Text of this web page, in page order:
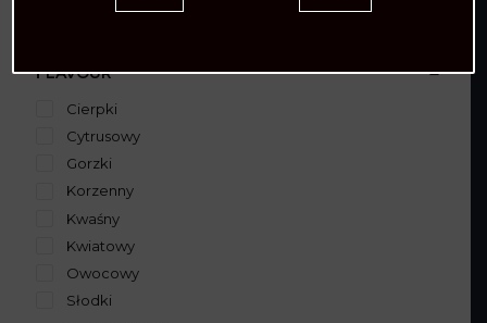
FLAVOUR
Cierpki
Cytrusowy
Gorzki
Korzenny
Kwaśny
Kwiatowy
Owocowy
Słodki